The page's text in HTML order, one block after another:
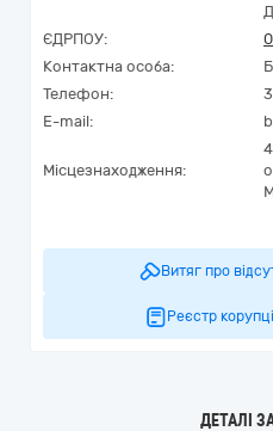
ЄДРПОУ:
Контактна особа:
Телефон:
E-mail:
Місцезнаходження:
Витяг про
Реєстр
ДЕТАЛІ